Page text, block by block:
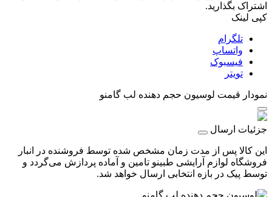
اشتراک بگذارید.
کپی لینک
تلگرام
واتساپ
فیسبوک
تویتر
نمودار قیمت لوسیون حجم دهنده لب گامنو
جزئیات ارسال
این کالا پس از مدت زمان مشخص شده توسط فروشنده در انبار
فروشگاه لوازم آرایشی طبینو تامین و آماده پردازش می‌گردد و
توسط پیک در بازه انتخابی ارسال خواهد شد.